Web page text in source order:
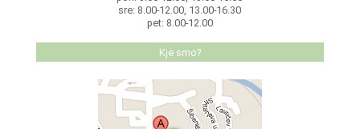
sre: 8.00-12.00, 13.00-16.30
pet: 8.00-12.00
Kje smo?